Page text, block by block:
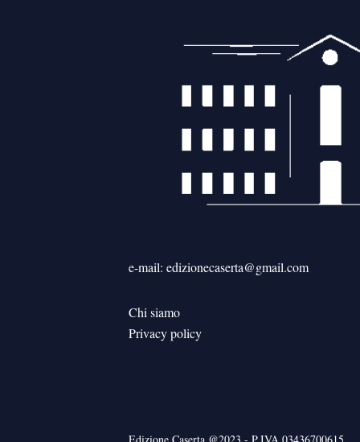
e-mail: edizionecaserta@gmail.com
Chi siamo
Privacy policy